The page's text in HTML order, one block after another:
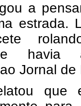
a
estrada.
havia
Jornal de